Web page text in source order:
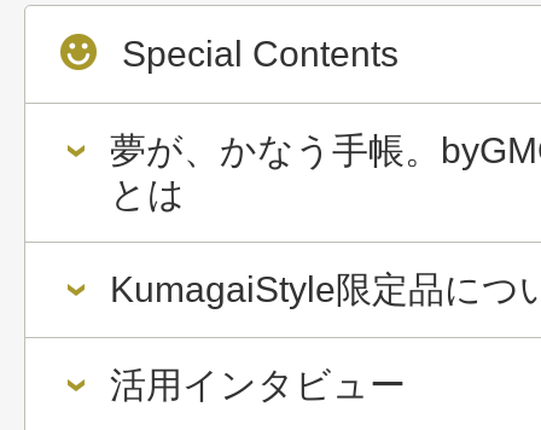
Special Contents
夢が、かなう手帳。
とは
KumagaiStyle限定品につ
活用インタビュー